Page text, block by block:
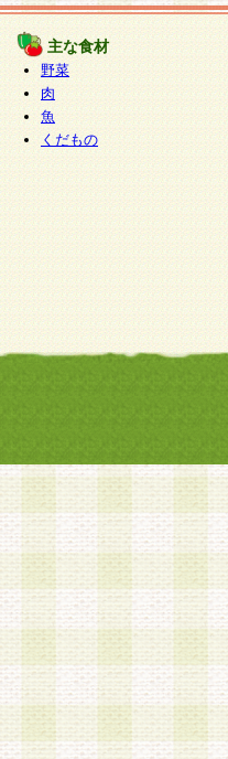
主な食材
野菜
肉
魚
くだもの